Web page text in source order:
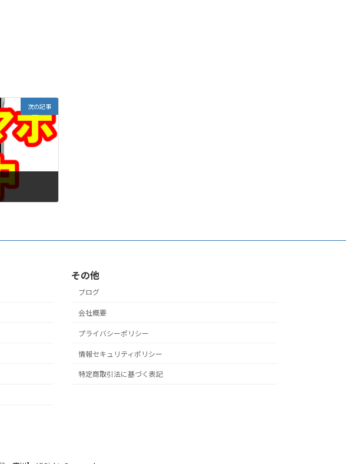
次の記事
その他
ブログ
会社概要
プライバシーポリシー
情報セキュリティポリシー
特定商取引法に基づく表記